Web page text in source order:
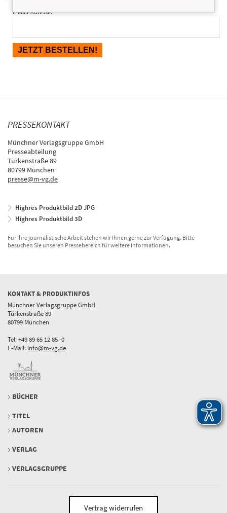
E-Mail-Adresse:
PRESSEKONTAKT
Münchner Verlagsgruppe GmbH
Presseabteilung
Türkenstraße 89
80799 München
presse@m-vg.de
Highres Produktbild 2D JPG
Highres Produktbild 3D
Für Ihre journalistische Arbeit stehen wir Ihnen gerne zur Verfügung. Bitte
besuchen Sie unseren Pressebereich für weitere Informationen.
KONTAKT & PRODUKTINFOS
Münchner Verlagsgruppe GmbH
Türkenstraße 89
80799 München
Tel: +49 89 65 12 85 -0
E-Mail: info@m-vg.de
BÜCHER
TITEL
AUTOREN
VERLAG
VERLAGSGRUPPE
Vertrag widerrufen